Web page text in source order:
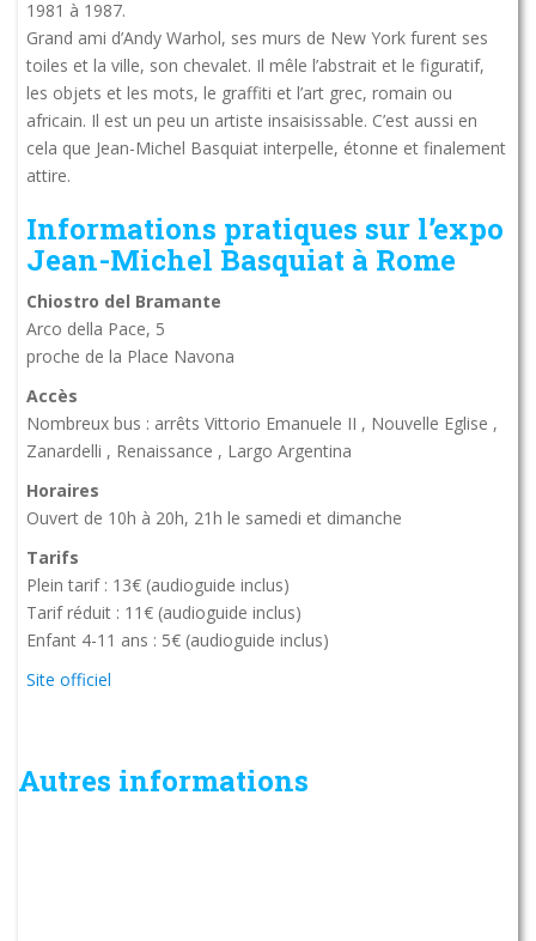
1981 à 1987.
Grand ami d’Andy Warhol, ses murs de New York furent ses
toiles et la ville, son chevalet. Il mêle l’abstrait et le figuratif,
les objets et les mots, le graffiti et l’art grec, romain ou
africain. Il est un peu un artiste insaisissable. C’est aussi en
cela que Jean-Michel Basquiat interpelle, étonne et finalement
attire.
Informations pratiques sur l’expo
Jean-Michel Basquiat à Rome
Chiostro del Bramante
Arco della Pace, 5
proche de la Place Navona
Accès
Nombreux bus : arrêts Vittorio Emanuele II , Nouvelle Eglise ,
Zanardelli , Renaissance , Largo Argentina
Horaires
Ouvert de 10h à 20h, 21h le samedi et dimanche
Tarifs
Plein tarif : 13€ (audioguide inclus)
Tarif réduit : 11€ (audioguide inclus)
Enfant 4-11 ans : 5€ (audioguide inclus)
Site officiel
Autres informations